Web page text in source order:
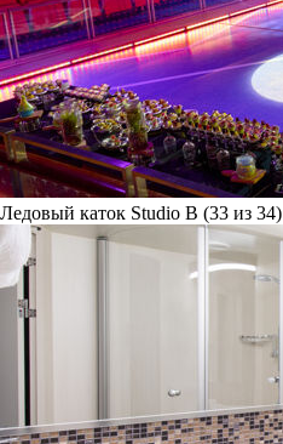
Ледовый каток Studio B (33 из 34)